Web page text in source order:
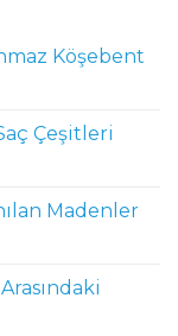
Köşebent
Çeşitleri
Madenler